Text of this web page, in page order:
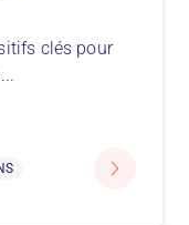
clés pour
...